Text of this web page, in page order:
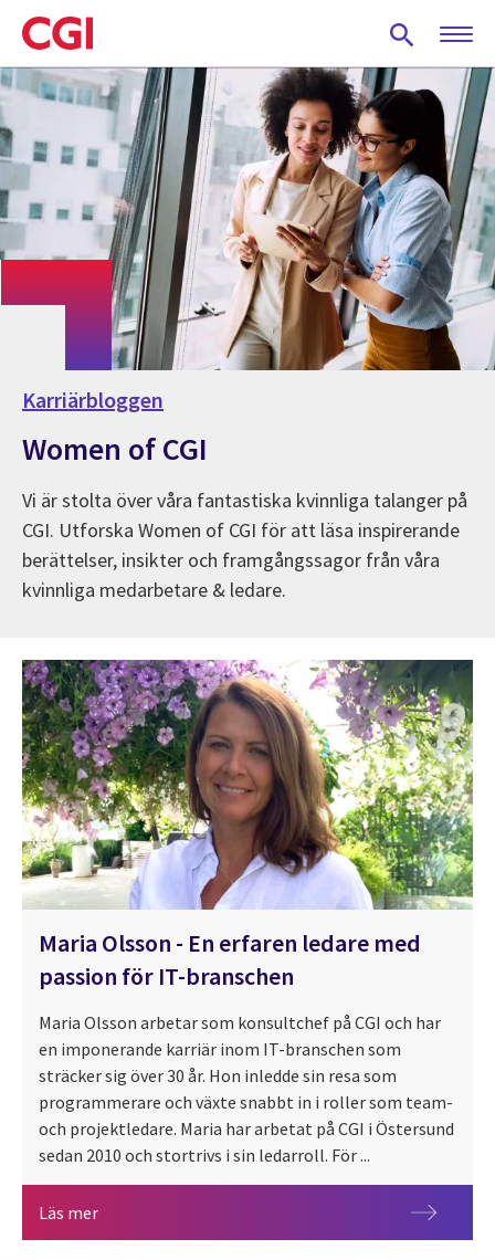
Skip
to
main
content
Karriärbloggen
Women of CGI
Vi är stolta över våra fantastiska kvinnliga talanger på
CGI. Utforska Women of CGI för att läsa inspirerande
berättelser, insikter och framgångssagor från våra
kvinnliga medarbetare & ledare.
Maria Olsson - En erfaren ledare med
passion för IT-branschen
Maria Olsson arbetar som konsultchef på CGI och har
en imponerande karriär inom IT-branschen som
sträcker sig över 30 år. Hon inledde sin resa som
programmerare och växte snabbt in i roller som team-
och projektledare. Maria har arbetat på CGI i Östersund
sedan 2010 och stortrivs i sin ledarroll. För ...
Läs merMaria Olsson - En erfaren ledare med passion för